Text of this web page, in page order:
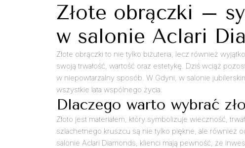
Złote obrączki –
w salonie Aclari
Złote obrączki to nie tylko biżuteria, lecz również
swoją trwałość, wartość oraz estetykę. Dziś wciąż
w niepowtarzalny sposób. W Gdyni, w salonie
wszystkie lata wspólnego życia.
Dlaczego warto wybrać
Złoto jest materiałem, który symbolizuje wieczność,
szlachetnego kruszcu są nie tylko piękne, ale również
salonie Aclari Diamonds, klienci mają pewność, że